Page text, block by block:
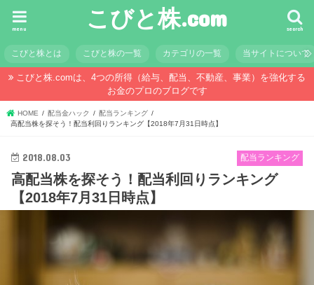
こびと株.com search
menu
こびと株とは こびと株の一覧 カテゴリの一覧 当サイトについて
こびと株.comは、4つの所得（給与、配当、不動産、事業）を強化する
お金のプロのブログです
HOME 配当金ハック
配当ランキング
高配当株を探そう！配当利回りランキング【2018年7月31日時点】
配当ランキング
2018.08.03
高配当株を探そう！配当利回りランキング
【2018年7月31日時点】